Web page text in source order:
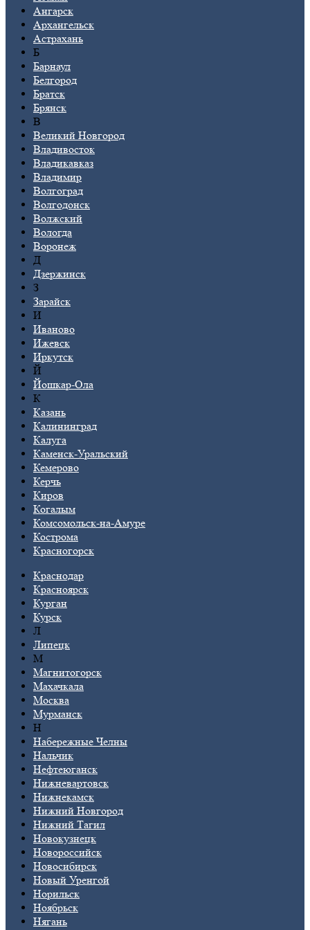
Ангарск
Архангельск
Астрахань
Б
Барнаул
Белгород
Братск
Брянск
В
Великий Новгород
Владивосток
Владикавказ
Владимир
Волгоград
Волгодонск
Волжский
Вологда
Воронеж
Д
Дзержинск
З
Зарайск
И
Иваново
Ижевск
Иркутск
Й
Йошкар-Ола
К
Казань
Калининград
Калуга
Каменск-Уральский
Кемерово
Керчь
Киров
Когалым
Комсомольск-на-Амуре
Кострома
Красногорск
Краснодар
Красноярск
Курган
Курск
Л
Липецк
М
Магнитогорск
Махачкала
Москва
Мурманск
Н
Набережные Челны
Нальчик
Нефтеюганск
Нижневартовск
Нижнекамск
Нижний Новгород
Нижний Тагил
Новокузнецк
Новороссийск
Новосибирск
Новый Уренгой
Норильск
Ноябрьск
Нягань